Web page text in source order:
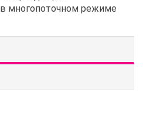
многопоточном режиме